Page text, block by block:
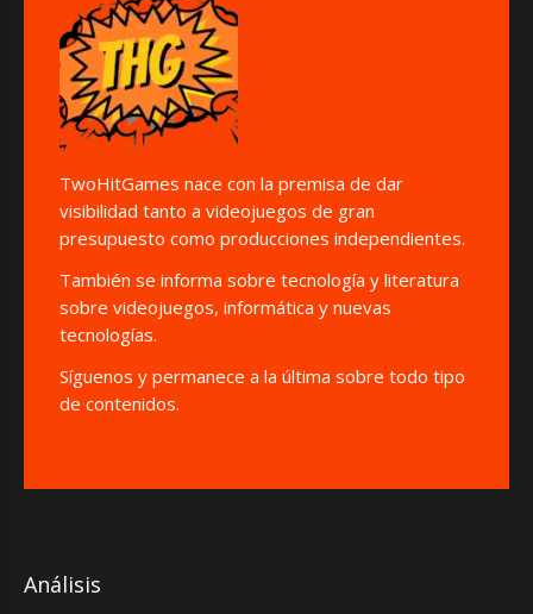
TwoHitGames nace con la premisa de dar
visibilidad tanto a videojuegos de gran
presupuesto como producciones independientes.
También se informa sobre tecnología y literatura
sobre videojuegos, informática y nuevas
tecnologías.
Síguenos y permanece a la última sobre todo tipo
de contenidos.
Análisis